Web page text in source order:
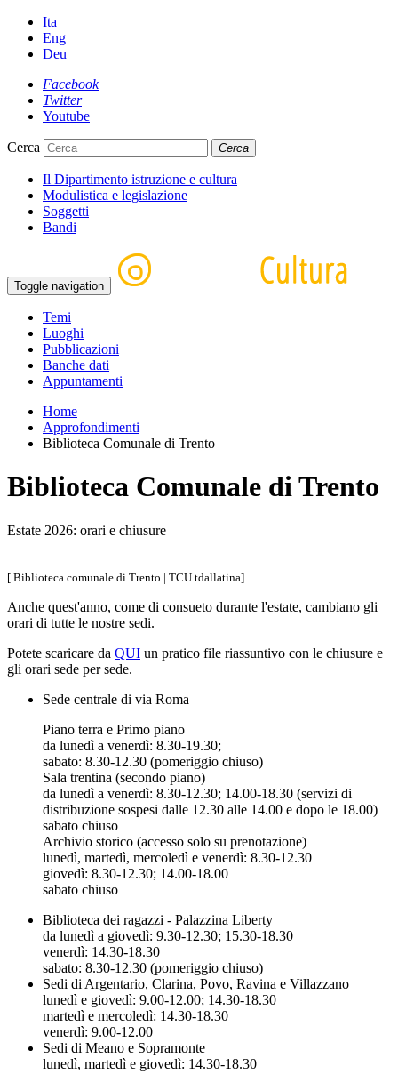
Ita
Eng
Deu
Facebook
Twitter
Youtube
Cerca Cerca
Il Dipartimento istruzione e cultura
Modulistica e legislazione
Soggetti
Bandi
Toggle navigation
Temi
Luoghi
Pubblicazioni
Banche dati
Appuntamenti
Home
Approfondimenti
Biblioteca Comunale di Trento
Biblioteca Comunale di Trento
Estate 2026: orari e chiusure
[ Biblioteca comunale di Trento | TCU tdallatina]
Anche quest'anno, come di consueto durante l'estate, cambiano gli
orari di tutte le nostre sedi.
Potete scaricare da QUI un pratico file riassuntivo con le chiusure e
gli orari sede per sede.
Sede centrale di via Roma
Piano terra e Primo piano
da lunedì a venerdì: 8.30-19.30;
sabato: 8.30-12.30 (pomeriggio chiuso)
Sala trentina (secondo piano)
da lunedì a venerdì: 8.30-12.30; 14.00-18.30 (servizi di
distribuzione sospesi dalle 12.30 alle 14.00 e dopo le 18.00)
sabato chiuso
Archivio storico (accesso solo su prenotazione)
lunedì, martedì, mercoledì e venerdì: 8.30-12.30
giovedì: 8.30-12.30; 14.00-18.00
sabato chiuso
Biblioteca dei ragazzi - Palazzina Liberty
da lunedì a giovedì: 9.30-12.30; 15.30-18.30
venerdì: 14.30-18.30
sabato: 8.30-12.30 (pomeriggio chiuso)
Sedi di Argentario, Clarina, Povo, Ravina e Villazzano
lunedì e giovedì: 9.00-12.00; 14.30-18.30
martedì e mercoledì: 14.30-18.30
venerdì: 9.00-12.00
Sedi di Meano e Sopramonte
lunedì, martedì e giovedì: 14.30-18.30